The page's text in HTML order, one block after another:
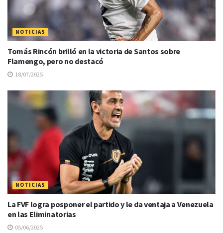
NOTICIAS
Tomás Rincón brilló en la victoria de Santos sobre
Flamengo, pero no destacó
18/07/2025
NOTICIAS
La FVF logra posponer el partido y le da ventaja a Venezuela
en las Eliminatorias
05/06/2025